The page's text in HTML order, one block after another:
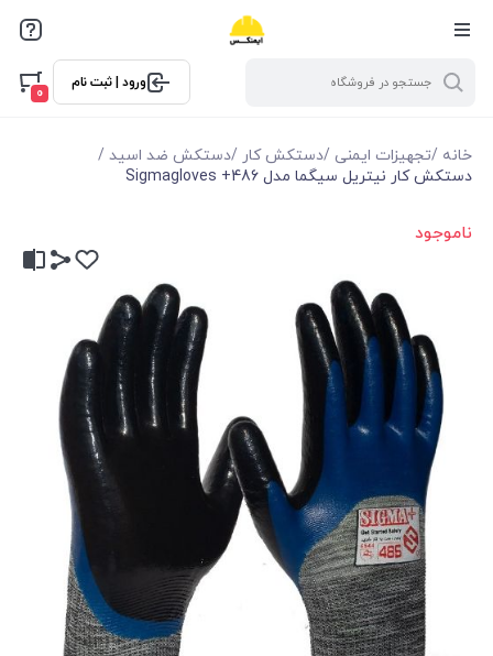
ورود | ثبت نام
0
خانه /تجهیزات ایمنی /دستکش کار /دستکش ضد اسید /
دستکش کار نیتریل سیگما مدل Sigmagloves +486
ناموجود